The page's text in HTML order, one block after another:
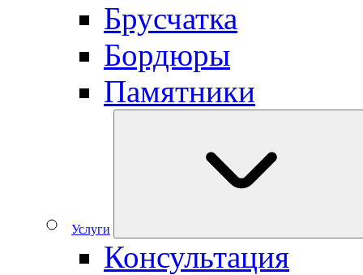
Брусчатка
Бордюры
Памятники
Услуги
Консультация